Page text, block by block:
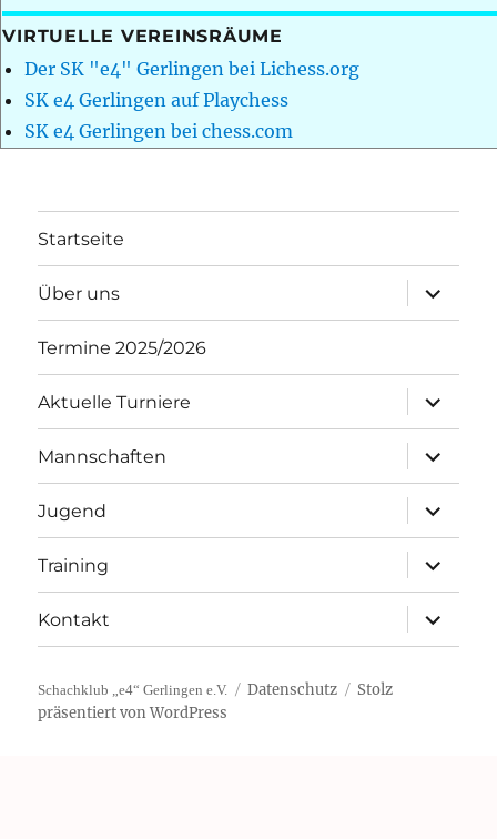
VIRTUELLE VEREINSRÄUME
Der SK "e4" Gerlingen bei Lichess.org
SK e4 Gerlingen auf Playchess
SK e4 Gerlingen bei chess.com
Startseite
Über uns
öffnen
Termine 2025/2026
Aktuelle Turniere
öffnen
Mannschaften
öffnen
Jugend
öffnen
Training
öffnen
Kontakt
öffnen
Schachklub „e4“ Gerlingen e.V. Datenschutz
Stolz
präsentiert von WordPress